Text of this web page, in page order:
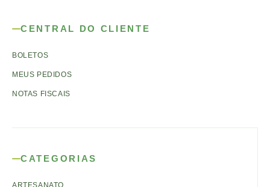
CENTRAL DO CLIENTE
BOLETOS
MEUS PEDIDOS
NOTAS FISCAIS
CATEGORIAS
ARTESANATO